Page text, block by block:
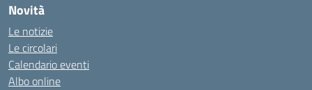
Novità
Le notizie
Le circolari
Calendario eventi
Albo online